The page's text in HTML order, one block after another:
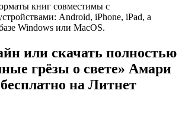
книг совместимы с
Android, iPhone, iPad, а
Windows или MacOS.
или скачать полностью
грёзы о свете» Амари
на Литнет